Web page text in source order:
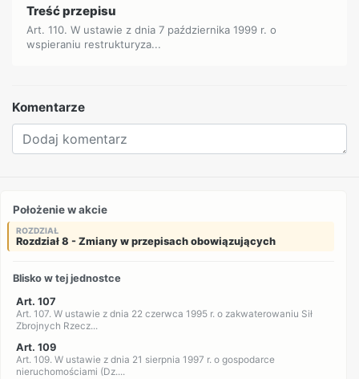
Treść przepisu
Art. 110. W ustawie z dnia 7 października 1999 r. o
wspieraniu restrukturyza...
Komentarze
Położenie w akcie
ROZDZIAŁ
Rozdział 8 - Zmiany w przepisach obowiązujących
Blisko w tej jednostce
Art. 107
Art. 107. W ustawie z dnia 22 czerwca 1995 r. o zakwaterowaniu Sił
Zbrojnych Rzecz...
Art. 109
Art. 109. W ustawie z dnia 21 sierpnia 1997 r. o gospodarce
nieruchomościami (Dz....